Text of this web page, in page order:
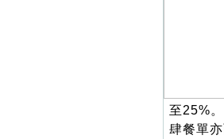
至25%
肆餐單亦